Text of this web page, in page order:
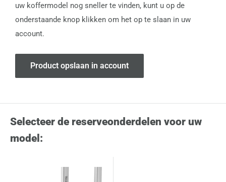
uw koffermodel nog sneller te vinden, kunt u op de
onderstaande knop klikken om het op te slaan in uw
account.
Product opslaan in account
Selecteer de reserveonderdelen voor uw
model: